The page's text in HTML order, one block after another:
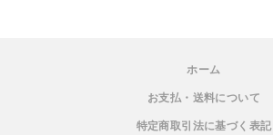
ホーム
お支払・送料について
特定商取引法に基づく表記